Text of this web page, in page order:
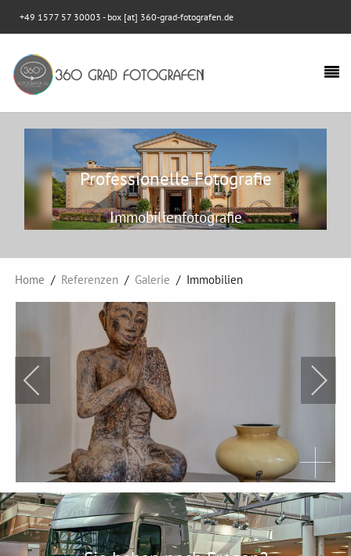
+49 1577 57 30003 - box [at] 360-grad-fotografen.de
Professionelle Fotografie
Immobilienfotografie
Home Referenzen Galerie Immobilien